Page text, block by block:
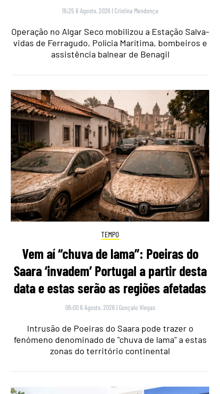
16:25 6 Agosto, 2026 | Cristina Mendonça
Operação no Algar Seco mobilizou a Estação Salva-
vidas de Ferragudo, Polícia Marítima, bombeiros e
assistência balnear de Benagil
TEMPO
Vem aí “chuva de lama”: Poeiras do
Saara ‘invadem’ Portugal a partir desta
data e estas serão as regiões afetadas
06:00 6 Agosto, 2026 | Gonçalo Viegas
Intrusão de Poeiras do Saara pode trazer o
fenómeno denominado de "chuva de lama" a estas
zonas do território continental